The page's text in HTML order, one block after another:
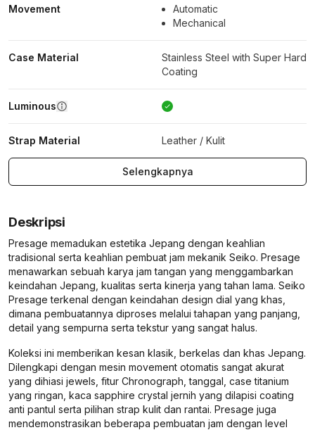
Movement
Automatic
Mechanical
Case Material
Stainless Steel with Super Hard
Coating
Luminous
Strap Material Leather / Kulit
Selengkapnya
Deskripsi
Presage memadukan estetika Jepang dengan keahlian
tradisional serta keahlian pembuat jam mekanik Seiko. Presage
menawarkan sebuah karya jam tangan yang menggambarkan
keindahan Jepang, kualitas serta kinerja yang tahan lama. Seiko
Presage terkenal dengan keindahan design dial yang khas,
dimana pembuatannya diproses melalui tahapan yang panjang,
detail yang sempurna serta tekstur yang sangat halus.
Koleksi ini memberikan kesan klasik, berkelas dan khas Jepang.
Dilengkapi dengan mesin movement otomatis sangat akurat
yang dihiasi jewels, fitur Chronograph, tanggal, case titanium
yang ringan, kaca sapphire crystal jernih yang dilapisi coating
anti pantul serta pilihan strap kulit dan rantai. Presage juga
mendemonstrasikan beberapa pembuatan jam dengan level